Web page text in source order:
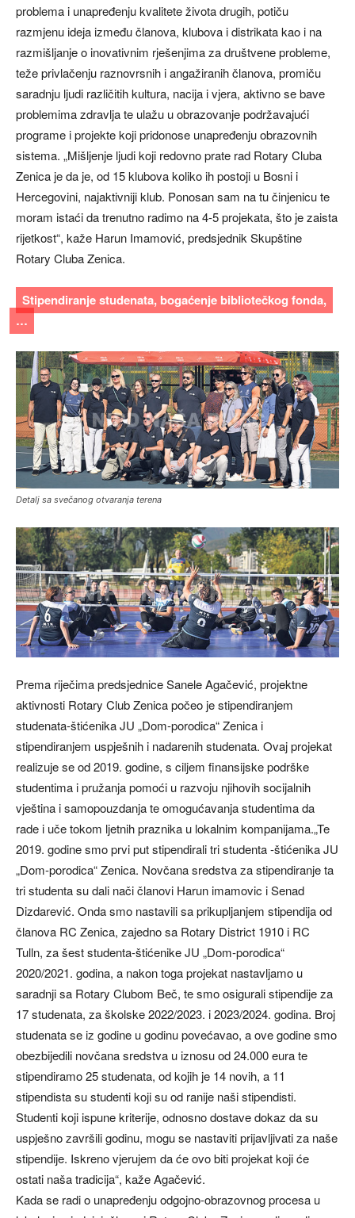
problema i unapređenju kvalitete života drugih, potiču
razmjenu ideja između članova, klubova i distrikata kao i na
razmišljanje o inovativnim rješenjima za društvene probleme,
teže privlačenju raznovrsnih i angažiranih članova, promiču
saradnju ljudi različitih kultura, nacija i vjera, aktivno se bave
problemima zdravlja te ulažu u obrazovanje podržavajući
programe i projekte koji pridonose unapređenju obrazovnih
sistema. „Mišljenje ljudi koji redovno prate rad Rotary Cluba
Zenica je da je, od 15 klubova koliko ih postoji u Bosni i
Hercegovini, najaktivniji klub. Ponosan sam na tu činjenicu te
moram istaći da trenutno radimo na 4-5 projekata, što je zaista
rijetkost“, kaže Harun Imamović, predsjednik Skupštine
Rotary Cluba Zenica.
Stipendiranje studenata, bogaćenje bibliotečkog fonda,
…
Detalj sa svečanog otvaranja terena
Prema riječima predsjednice Sanele Agačević, projektne
aktivnosti Rotary Club Zenica počeo je stipendiranjem
studenata-štićenika JU „Dom-porodica“ Zenica i
stipendiranjem uspješnih i nadarenih studenata. Ovaj projekat
realizuje se od 2019. godine, s ciljem finansijske podrške
studentima i pružanja pomoći u razvoju njihovih socijalnih
vještina i samopouzdanja te omogućavanja studentima da
rade i uče tokom ljetnih praznika u lokalnim kompanijama.„Te
2019. godine smo prvi put stipendirali tri studenta -štićenika JU
„Dom-porodica“ Zenica. Novčana sredstva za stipendiranje ta
tri studenta su dali nači članovi Harun imamovic i Senad
Dizdarević. Onda smo nastavili sa prikupljanjem stipendija od
članova RC Zenica, zajedno sa Rotary District 1910 i RC
Tulln, za šest studenta-štićenike JU „Dom-porodica“
2020/2021. godina, a nakon toga projekat nastavljamo u
saradnji sa Rotary Clubom Beč, te smo osigurali stipendije za
17 studenata, za školske 2022/2023. i 2023/2024. godina. Broj
studenata se iz godine u godinu povećavao, a ove godine smo
obezbijedili novčana sredstva u iznosu od 24.000 eura te
stipendiramo 25 studenata, od kojih je 14 novih, a 11
stipendista su studenti koji su od ranije naši stipendisti.
Studenti koji ispune kriterije, odnosno dostave dokaz da su
uspješno završili godinu, mogu se nastaviti prijavljivati za naše
stipendije. Iskreno vjerujem da će ovo biti projekat koji će
ostati naša tradicija“, kaže Agačević.
Kada se radi o unapređenju odgojno-obrazovnog procesa u